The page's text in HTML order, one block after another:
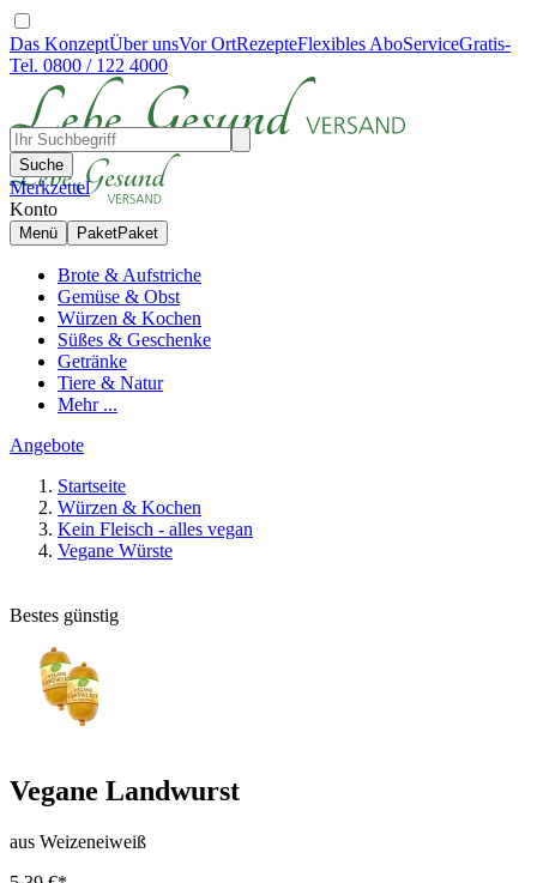
Das KonzeptÜber unsVor OrtRezepteFlexibles AboServiceGratis-
Tel. 0800 / 122 4000
Suche
Merkzettel
Konto
Menü PaketPaket
Brote & Aufstriche
Gemüse & Obst
Würzen & Kochen
Süßes & Geschenke
Getränke
Tiere & Natur
Mehr ...
Angebote
Startseite
Würzen & Kochen
Kein Fleisch - alles vegan
Vegane Würste
Bestes günstig
Vegane Landwurst
aus Weizeneiweiß